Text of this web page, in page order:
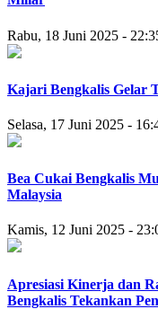
Rabu, 18 Juni 2025 -
Kajari Bengkalis Gelar
Selasa, 17 Juni 2025 -
Bea Cukai Bengkalis
Malaysia
Kamis, 12 Juni 2025 -
Apresiasi Kinerja dan
Bengkalis Tekankan